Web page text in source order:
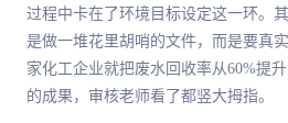
过程中卡在了环境目标设定这一环。
是做一堆花里胡哨的文件，而是要真
家化工企业就把废水回收率从60%提
的成果，审核老师看了都竖大拇指。